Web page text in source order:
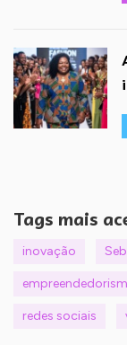
Tags mais
inovação
redes sociais